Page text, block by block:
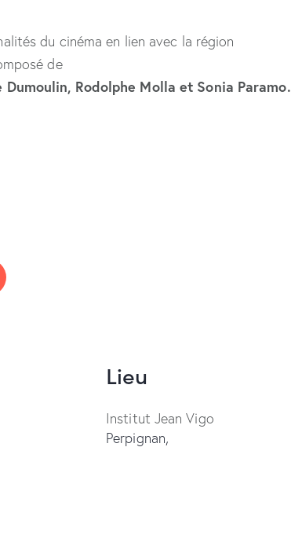
du cinéma en lien avec la région
de
Rodolphe Molla et Sonia Paramo.
Lieu
Institut Jean Vigo
Perpignan,